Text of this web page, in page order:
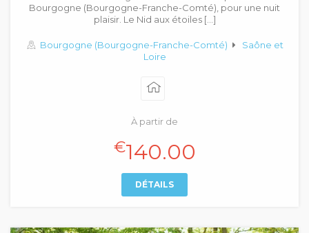
Bourgogne (Bourgogne-Franche-Comté), pour une nuit
plaisir. Le Nid aux étoiles […]
Bourgogne (Bourgogne-Franche-Comté)
Saône et
Loire
À partir de
€140.00
DÉTAILS